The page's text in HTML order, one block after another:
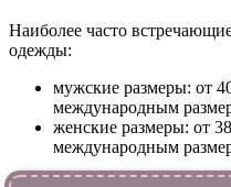
Наиболее часто
одежды:
мужские размеры: от
международным
женские размеры: от
международным